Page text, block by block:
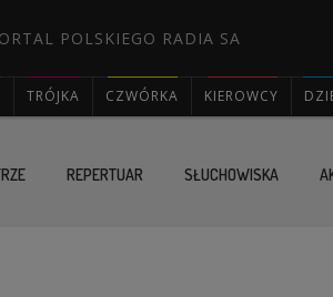
POLSKIEGO RADIA SA
TRÓJKA CZWÓRKA KIEROWCY
REPERTUAR SŁUCHOWISKA